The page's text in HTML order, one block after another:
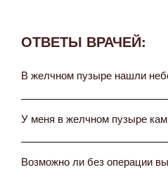
ОТВЕТЫ ВРАЧЕЙ:
В желчном пузыре нашли
У меня в желчном пузыре
Возможно ли без операции